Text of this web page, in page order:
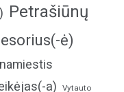
Petrašiūnų
ė)
a) Vytauto